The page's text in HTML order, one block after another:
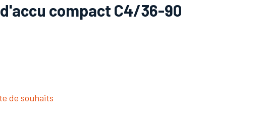
compact C4/36-90
de souhaits